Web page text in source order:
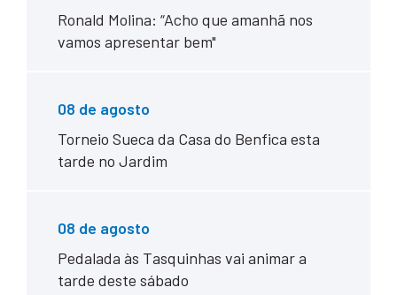
Ronald Molina: “Acho que amanhã nos
vamos apresentar bem"
08 de agosto
Torneio Sueca da Casa do Benfica esta
tarde no Jardim
08 de agosto
Pedalada às Tasquinhas vai animar a
tarde deste sábado